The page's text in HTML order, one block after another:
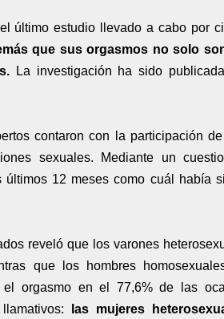
último estudio llevado a cabo por
que sus orgasmos no solo
La investigación ha sido
contaron con la participación
sexuales. Mediante un
últimos 12 meses como cuál había
reveló que los varones
que los hombres
el orgasmo en el 77,6% de las
las mujeres